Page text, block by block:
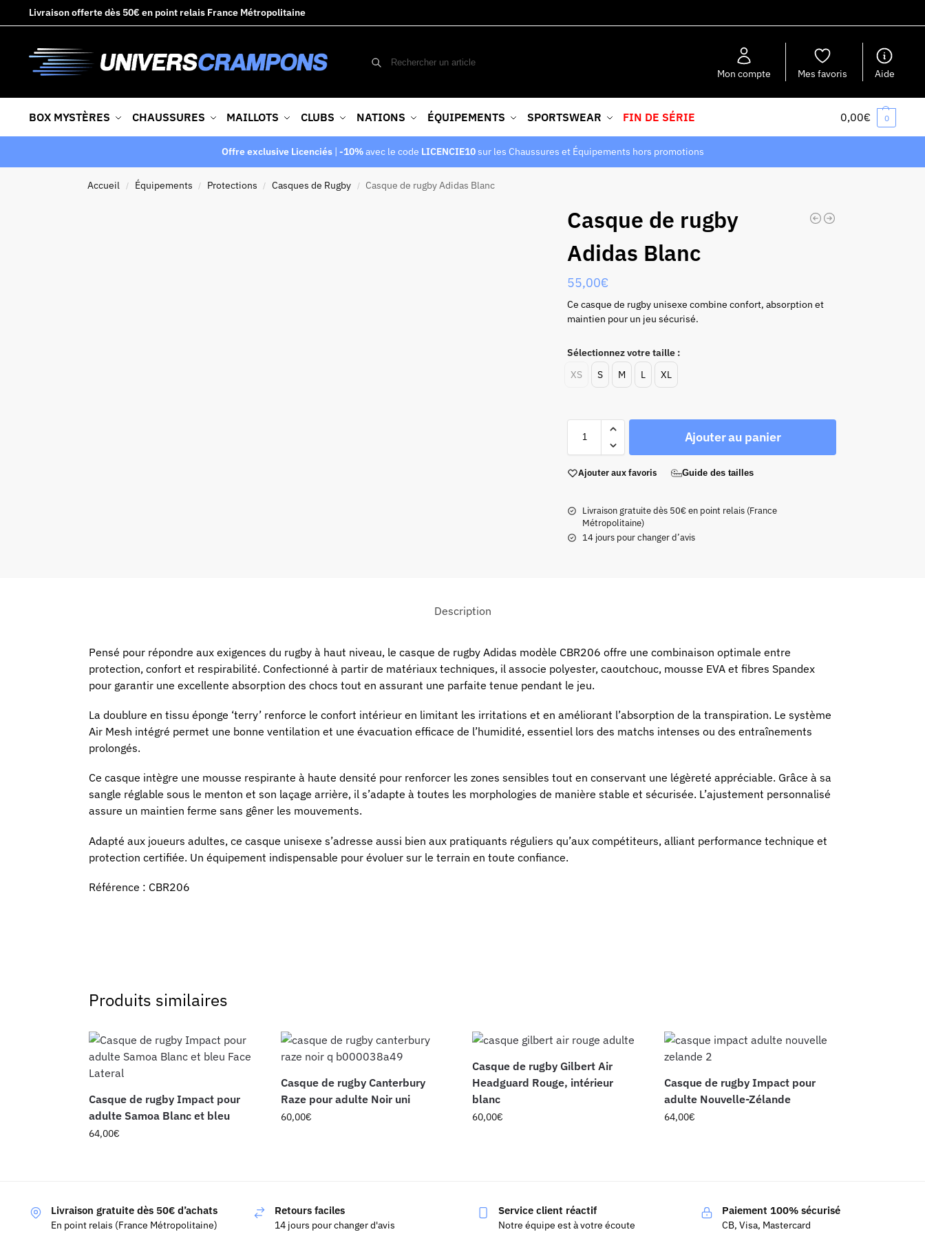
Livraison offerte dès 50€ en point relais France Métropolitaine
Mon compte Mes favoris Aide
BOX MYSTÈRES CHAUSSURES MAILLOTS CLUBS NATIONS ÉQUIPEMENTS SPORTSWEAR FIN DE SÉRIE 0,00€ 0
Offre exclusive Licenciés| -10%avec le code LICENCIE10sur les Chaussures et Équipements hors promotions
Accueil / Équipements / Protections / Casques de Rugby / Casque de rugby Adidas Blanc
Casque de rugby
Adidas Blanc
55,00€
Ce casque de rugby unisexe combine confort, absorption et
maintien pour un jeu sécurisé.
Sélectionnez votre taille :
XS
S M L XL
Ajouter au panier
Ajouter aux favoris Guide des tailles
Livraison gratuite dès 50€ en point relais (France
Métropolitaine)
14 jours pour changer d’avis
Description
Pensé pour répondre aux exigences du rugby à haut niveau, le casque de rugby Adidas modèle CBR206 offre une combinaison optimale entre
protection, confort et respirabilité. Confectionné à partir de matériaux techniques, il associe polyester, caoutchouc, mousse EVA et fibres Spandex
pour garantir une excellente absorption des chocs tout en assurant une parfaite tenue pendant le jeu.
La doublure en tissu éponge ‘terry’ renforce le confort intérieur en limitant les irritations et en améliorant l’absorption de la transpiration. Le système
Air Mesh intégré permet une bonne ventilation et une évacuation efficace de l’humidité, essentiel lors des matchs intenses ou des entraînements
prolongés.
Ce casque intègre une mousse respirante à haute densité pour renforcer les zones sensibles tout en conservant une légèreté appréciable. Grâce à sa
sangle réglable sous le menton et son laçage arrière, il s’adapte à toutes les morphologies de manière stable et sécurisée. L’ajustement personnalisé
assure un maintien ferme sans gêner les mouvements.
Adapté aux joueurs adultes, ce casque unisexe s’adresse aussi bien aux pratiquants réguliers qu’aux compétiteurs, alliant performance technique et
protection certifiée. Un équipement indispensable pour évoluer sur le terrain en toute confiance.
Référence : CBR206
Produits similaires
Casque de rugby Impact pour
adulte Samoa Blanc et bleu
64,00€
Casque de rugby Canterbury
Raze pour adulte Noir uni
60,00€
Casque de rugby Gilbert Air
Headguard Rouge, intérieur
blanc
60,00€
Casque de rugby Impact pour
adulte Nouvelle-Zélande
64,00€
Livraison gratuite dès 50€ d’achats
En point relais (France Métropolitaine)
Retours faciles
14 jours pour changer d'avis
Service client réactif
Notre équipe est à votre écoute
Paiement 100% sécurisé
CB, Visa, Mastercard